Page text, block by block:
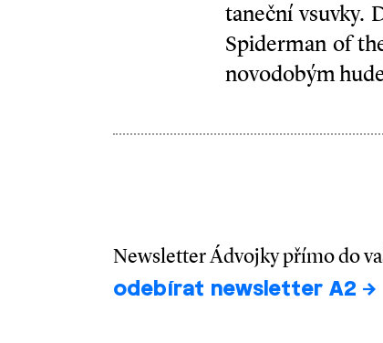
taneční vsuvky.
Spiderman of
novodobým
Newsletter Ádvojky přímo do
odebírat newsletter A2